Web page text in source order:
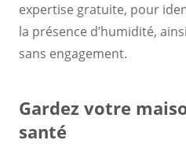
expertise gratuite, pour
la présence d’humidité,
sans engagement.
Gardez votre
santé